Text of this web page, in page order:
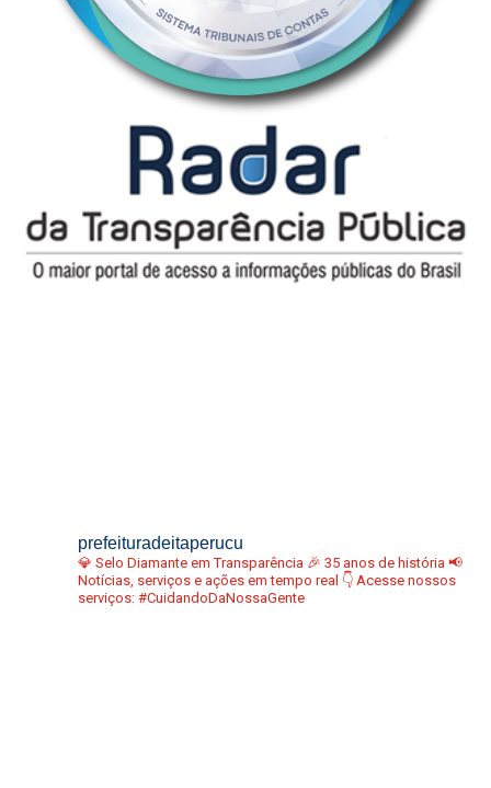
prefeituradeitaperucu
💎 Selo Diamante em Transparência 🎉 35 anos de história 📢
Notícias, serviços e ações em tempo real 👇 Acesse nossos
serviços: #CuidandoDaNossaGente